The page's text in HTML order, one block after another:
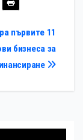
първите 11
бизнеса за